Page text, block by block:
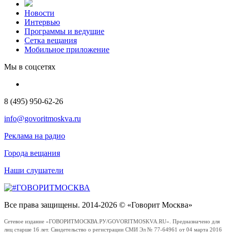
Новости
Интервью
Программы и ведущие
Сетка вещания
Мобильное приложение
Мы в соцсетях
8 (495) 950-62-26
info@govoritmoskva.ru
Реклама на радио
Города вещания
Наши слушатели
Все права защищены. 2014-2026 © «Говорит Москва»
Сетевое издание «ГОВОРИТМОСКВА.РУ/GOVORITMOSKVA.RU». Предназначено для
лиц старше 16 лет. Свидетельство о регистрации СМИ Эл № 77-64961 от 04 марта 2016